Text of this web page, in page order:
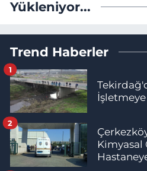
Yükleniyor...
Trend Haberler
1
Kimyasal
2